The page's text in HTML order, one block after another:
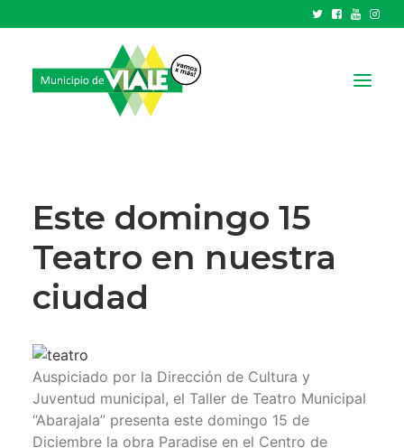
HCD
TRÁMITES Y SERVICIOS
CIUDAD
RECAUDACIONES
Este domingo 15
Teatro en nuestra
ciudad
Auspiciado por la Dirección de Cultura y
Juventud municipal, el Taller de Teatro Municipal
“Abarajala” presenta este domingo 15 de
Diciembre la obra Paradise en el Centro de